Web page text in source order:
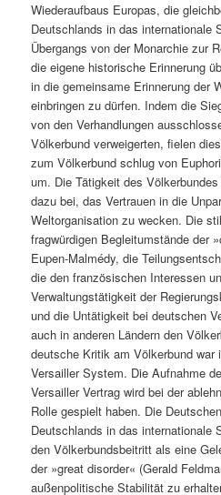
Wiederaufbaus Europas, die
Deutschlands in das internationale
Übergangs von der Monarchie zur
die eigene historische Erinnerung
in die gemeinsame Erinnerung der
einbringen zu dürfen. Indem die
von den Verhandlungen
Völkerbund verweigerten, fielen
zum Völkerbund schlug von
um. Die Tätigkeit des
dazu bei, das Vertrauen in die
Weltorganisation zu wecken. Die
fragwürdigen Begleitumstände der
Eupen-Malmédy, die
die den französischen Interessen
Verwaltungstätigkeit der
und die Untätigkeit bei deutschen
auch in anderen Ländern den
deutsche Kritik am Völkerbund war
Versailler System. Die Aufnahme
Versailler Vertrag wird bei der
Rolle gespielt haben. Die
Deutschlands in das internationale
den Völkerbundsbeitritt als eine
der »great disorder« (Gerald
außenpolitische Stabilität zu